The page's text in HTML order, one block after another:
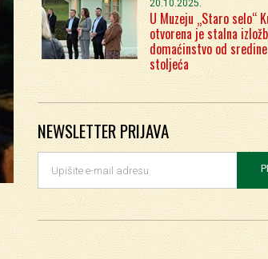
20.10.2025.
U Muzeju „Staro selo“
otvorena je stalna
domaćinstvo od
stoljeća
NEWSLETTER PRIJAVA